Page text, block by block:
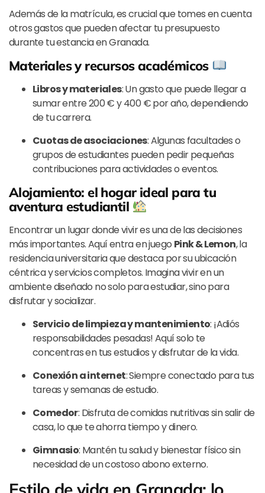
Además de la matrícula, es crucial que tomes en cuenta
otros gastos que pueden afectar tu presupuesto
durante tu estancia en Granada.
Materiales y recursos académicos
Libros y materiales: Un gasto que puede llegar a
sumar entre 200 € y 400 € por año, dependiendo
de tu carrera.
Cuotas de asociaciones: Algunas facultades o
grupos de estudiantes pueden pedir pequeñas
contribuciones para actividades o eventos.
Alojamiento: el hogar ideal para tu
aventura estudiantil
Encontrar un lugar donde vivir es una de las decisiones
más importantes. Aquí entra en juego Pink & Lemon, la
residencia universitaria que destaca por su ubicación
céntrica y servicios completos. Imagina vivir en un
ambiente diseñado no solo para estudiar, sino para
disfrutar y socializar.
Servicio de limpieza y mantenimiento: ¡Adiós
responsabilidades pesadas! Aquí solo te
concentras en tus estudios y disfrutar de la vida.
Conexión a internet: Siempre conectado para tus
tareas y semanas de estudio.
Comedor: Disfruta de comidas nutritivas sin salir de
casa, lo que te ahorra tiempo y dinero.
Gimnasio: Mantén tu salud y bienestar físico sin
necesidad de un costoso abono externo.